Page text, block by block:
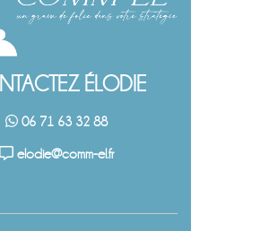
ÉLODIE
06 71 63 32 88
elodie@comm-el.fr